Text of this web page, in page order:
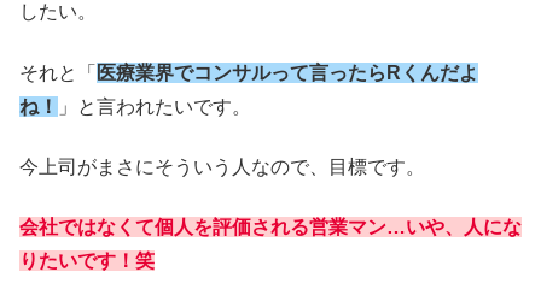
したい。
それと「 医療業界でコンサルって言ったらRくんだよ
ね！
」と言われたいです。
今上司がまさにそういう人なので、目標です。
会社ではなくて個人を評価される営業マン…いや、人にな
りたいです！笑